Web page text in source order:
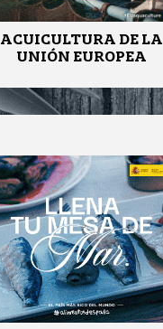
ACUICULTURA DE LA
UNIÓN EUROPEA